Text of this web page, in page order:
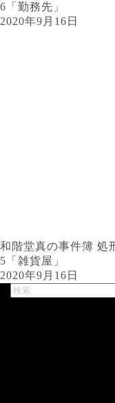
6「勤務先」
2020年9月16日
和階堂真の事件簿 処
5「雑貨屋」
2020年9月16日